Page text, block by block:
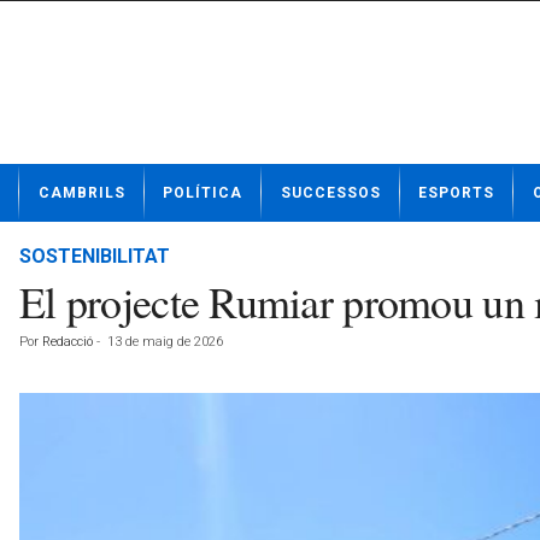
t
CAMBRILS POLÍTICA SUCCESSOS ESPORTS
SOSTENIBILITAT
El projecte Rumiar promou un
Por Redacció - 13 de maig de 2026